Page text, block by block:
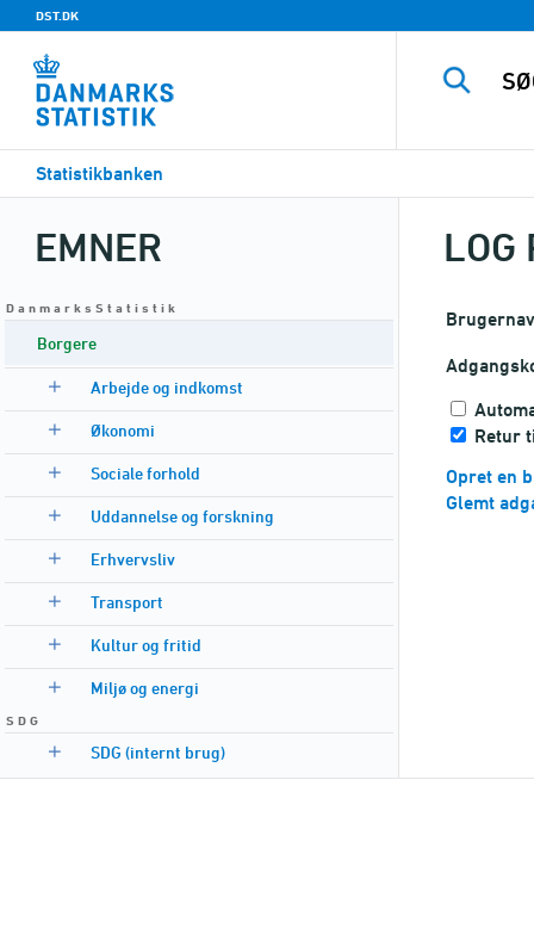
DST.DK
Statistikbanken
EMNER
D a n m a r k s S t a t i s t i k
Borgere
Arbejde og indkomst
Økonomi
Sociale forhold
Uddannelse og forskning
Erhvervsliv
Transport
Kultur og fritid
Miljø og energi
S D G
SDG (internt brug)
LOG
Retur
Opret en
Glemt